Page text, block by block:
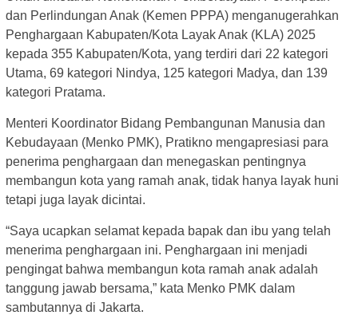
dan Perlindungan Anak (Kemen PPPA) menganugerahkan
Penghargaan Kabupaten/Kota Layak Anak (KLA) 2025
kepada 355 Kabupaten/Kota, yang terdiri dari 22 kategori
Utama, 69 kategori Nindya, 125 kategori Madya, dan 139
kategori Pratama.
Menteri Koordinator Bidang Pembangunan Manusia dan
Kebudayaan (Menko PMK), Pratikno mengapresiasi para
penerima penghargaan dan menegaskan pentingnya
membangun kota yang ramah anak, tidak hanya layak huni
tetapi juga layak dicintai.
“Saya ucapkan selamat kepada bapak dan ibu yang telah
menerima penghargaan ini. Penghargaan ini menjadi
pengingat bahwa membangun kota ramah anak adalah
tanggung jawab bersama,” kata Menko PMK dalam
sambutannya di Jakarta.